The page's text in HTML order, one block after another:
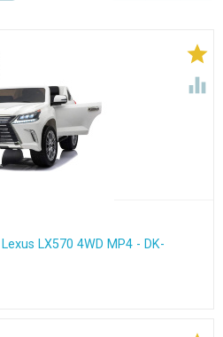


LX570 4WD MP4 - DK-